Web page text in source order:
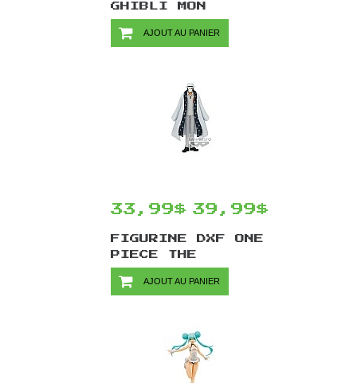
GHIBLI MON
VOISIN TOTORO
PAR ENSKY -
AJOUT AU PANIER
33,99$ 39,99$
FIGURINE DXF ONE
PIECE THE
GRANDLINE MEN
WANOKUNI VOL.25
AJOUT AU PANIER